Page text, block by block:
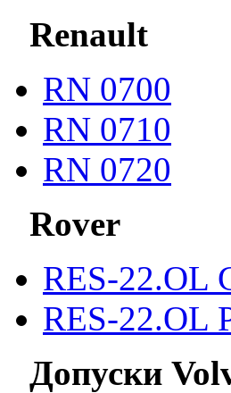
Renault
RN 0700
RN 0710
RN 0720
Rover
RES-22.OL
RES-22.OL
Допуски